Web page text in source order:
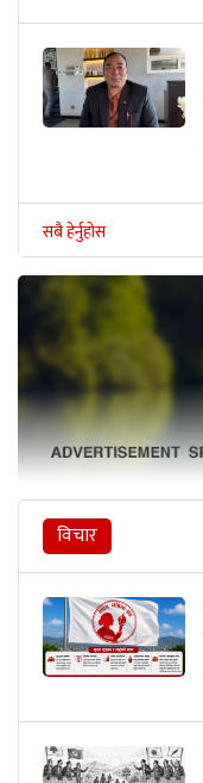
सबै हेर्नुहोस
विचार